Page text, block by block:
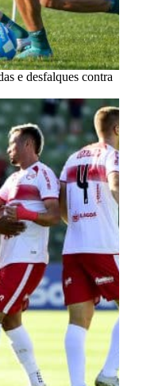
e desfalques contra